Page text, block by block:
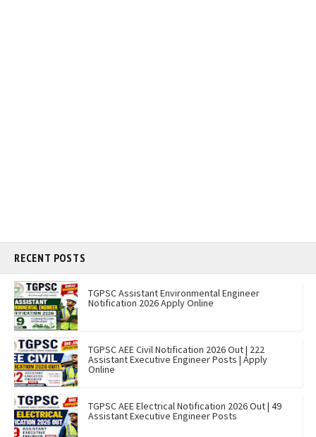
RECENT POSTS
TGPSC Assistant Environmental Engineer
Notification 2026 Apply Online
TGPSC AEE Civil Notification 2026 Out | 222
Assistant Executive Engineer Posts | Apply
Online
TGPSC AEE Electrical Notification 2026 Out | 49
Assistant Executive Engineer Posts